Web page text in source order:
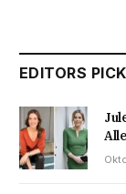
EDITORS